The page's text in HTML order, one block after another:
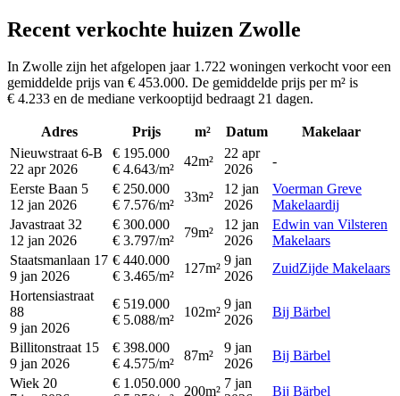
Recent verkochte huizen Zwolle
In Zwolle zijn het afgelopen jaar 1.722 woningen verkocht voor een
gemiddelde prijs van € 453.000. De gemiddelde prijs per m² is
€ 4.233 en de mediane verkooptijd bedraagt 21 dagen.
Adres Prijs m² Datum
Makelaar
Nieuwstraat 6-B
22 apr 2026
€ 195.000
€ 4.643/m²
42m²
22 apr
2026
-
Eerste Baan 5
12 jan 2026
€ 250.000
€ 7.576/m²
33m²
12 jan
2026
Voerman Greve
Makelaardij
Javastraat 32
12 jan 2026
€ 300.000
€ 3.797/m²
79m²
12 jan
2026
Edwin van Vilsteren
Makelaars
Staatsmanlaan 17
9 jan 2026
€ 440.000
€ 3.465/m²
127m²
9 jan
2026
ZuidZijde Makelaars
Hortensiastraat
88
9 jan 2026
€ 519.000
€ 5.088/m²
102m²
9 jan
2026
Bij Bärbel
Billitonstraat 15
9 jan 2026
€ 398.000
€ 4.575/m²
87m²
9 jan
2026
Bij Bärbel
Wiek 20
€ 1.050.000
200m²
7 jan
Bij Bärbel